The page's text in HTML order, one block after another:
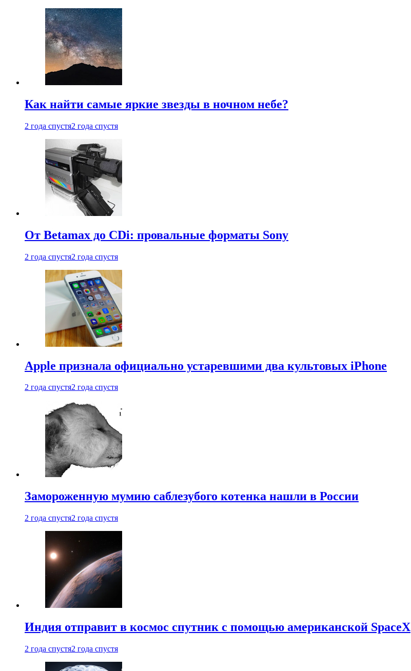
Как найти самые яркие звезды в ночном небе?
2 года спустя2 года спустя
От Betamax до CDi: провальные форматы Sony
2 года спустя2 года спустя
Apple признала официально устаревшими два культовых iPhone
2 года спустя2 года спустя
Замороженную мумию саблезубого котенка нашли в России
2 года спустя2 года спустя
Индия отправит в космос спутник с помощью американской SpaceX
2 года спустя2 года спустя